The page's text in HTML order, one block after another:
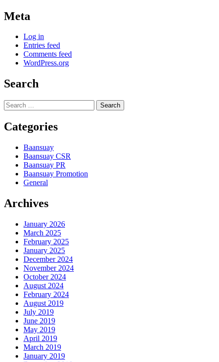
Meta
Log in
Entries feed
Comments feed
WordPress.org
Search
Search
for:
Categories
Baansuay
Baansuay CSR
Baansuay PR
Baansuay Promotion
General
Archives
January 2026
March 2025
February 2025
January 2025
December 2024
November 2024
October 2024
August 2024
February 2024
August 2019
July 2019
June 2019
May 2019
April 2019
March 2019
January 2019